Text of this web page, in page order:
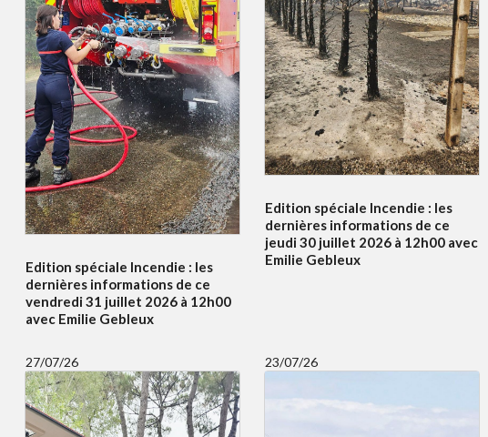
Edition spéciale Incendie : les
dernières informations de ce
vendredi 31 juillet 2026 à 12h00
avec Emilie Gebleux
Edition spéciale Incendie : les
dernières informations de ce
jeudi 30 juillet 2026 à 12h00 avec
Emilie Gebleux
27/07/26 23/07/26